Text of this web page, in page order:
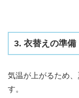
3. 衣替えの準備
気温が上がるため
す。